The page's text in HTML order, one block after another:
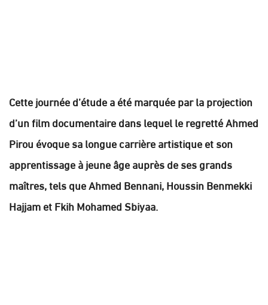
Cette journée d’étude a été marquée par la projection
d’un film documentaire dans lequel le regretté Ahmed
Pirou évoque sa longue carrière artistique et son
apprentissage à jeune âge auprès de ses grands
maîtres, tels que Ahmed Bennani, Houssin Benmekki
Hajjam et Fkih Mohamed Sbiyaa.